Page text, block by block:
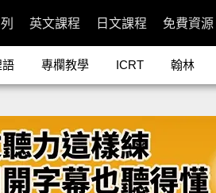
英文課程 日文課程 免費資源
語 專欄教學 ICRT 翰林